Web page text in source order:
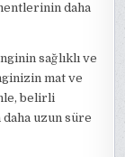
daha
sağlıklı ve
mat ve
belirli
daha uzun süre